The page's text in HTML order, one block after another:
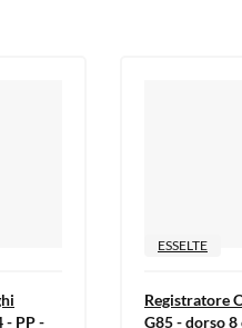
- PP -
ESSELTE
Registratore
G85 - dorso 8